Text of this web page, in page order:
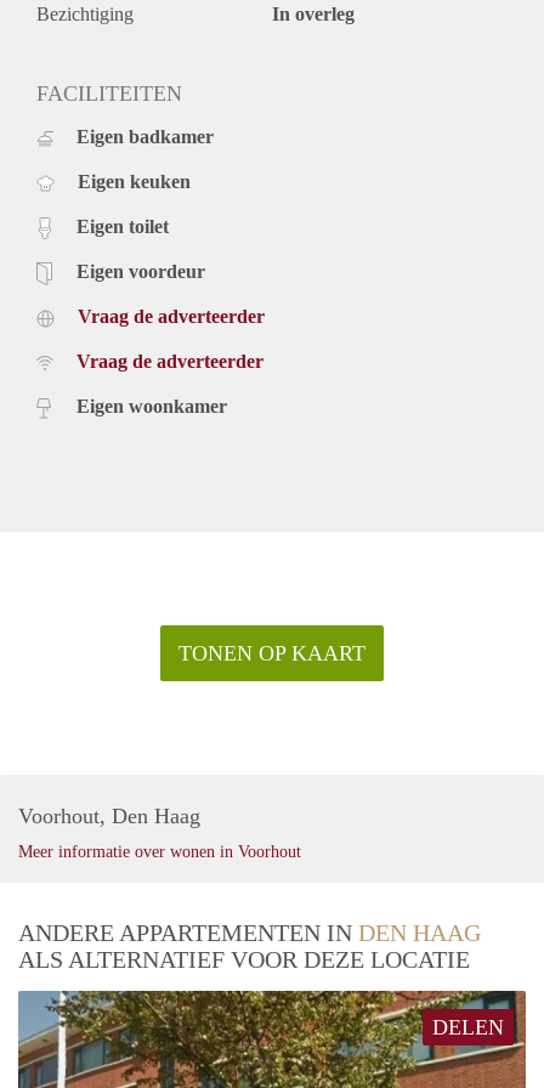
- Optionally furnished for €200,- extra
Bezichtiging In overleg
FACILITEITEN
Eigen badkamer
Eigen keuken
Eigen toilet
Eigen voordeur
Vraag de adverteerder
Vraag de adverteerder
Eigen woonkamer
TONEN OP KAART
Voorhout, Den Haag
Meer informatie over wonen in Voorhout
ANDERE APPARTEMENTEN IN DEN HAAG
ALS ALTERNATIEF VOOR DEZE LOCATIE
DELEN